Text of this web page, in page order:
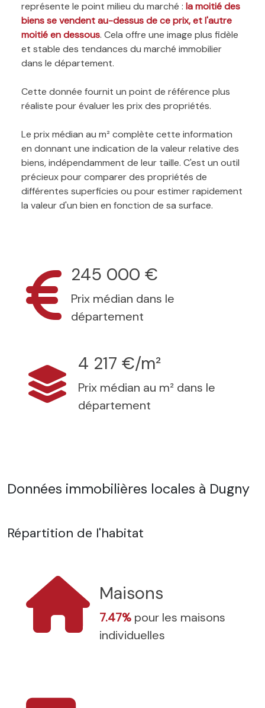
représente le point milieu du marché : la moitié des
biens se vendent au-dessus de ce prix, et l'autre
moitié en dessous. Cela offre une image plus fidèle
et stable des tendances du marché immobilier
dans le département.
Cette donnée fournit un point de référence plus
réaliste pour évaluer les prix des propriétés.
Le prix médian au m² complète cette information
en donnant une indication de la valeur relative des
biens, indépendamment de leur taille. C'est un outil
précieux pour comparer des propriétés de
différentes superficies ou pour estimer rapidement
la valeur d'un bien en fonction de sa surface.
245 000 €
Prix médian dans le
département
4 217 €/m²
Prix médian au m² dans le
département
Données immobilières locales à Dugny
Répartition de l'habitat
Maisons
7.47% pour les maisons
individuelles